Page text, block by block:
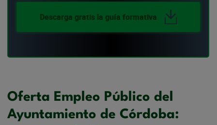
Descarga gratis la guía formativa
Oferta Empleo Público del
Ayuntamiento de Córdoba: